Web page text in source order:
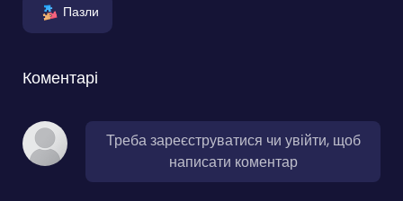
Пазли
Коментарі
Треба зареєструватися чи увійти, щоб
написати коментар